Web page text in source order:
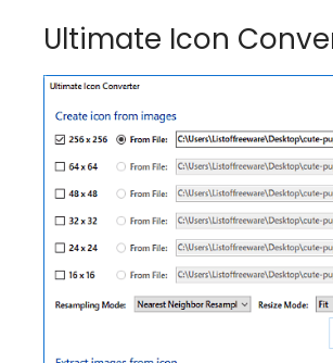
Ultimate Icon